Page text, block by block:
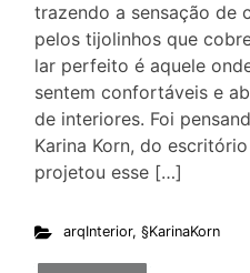
trazendo a sensação de
pelos tijolinhos que
lar perfeito é aquele
sentem confortáveis e
de interiores. Foi
Karina Korn, do
projetou esse […]
arqInterior, §KarinaKorn